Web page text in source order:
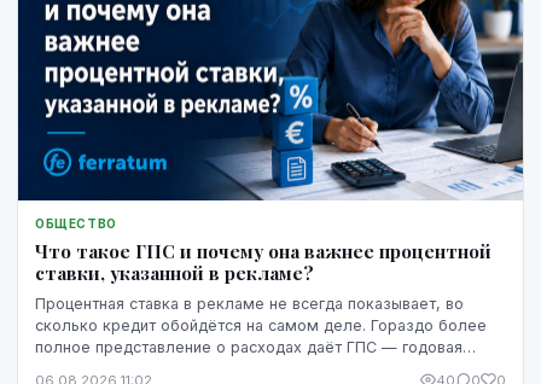
ОБЩЕСТВО
Что такое ГПС и почему она важнее процентной
ставки, указанной в рекламе?
Процентная ставка в рекламе не всегда показывает, во
сколько кредит обойдётся на самом деле. Гораздо более
полное представление о расходах даёт ГПС — годовая
06.08.2026 11:02 40 0 0